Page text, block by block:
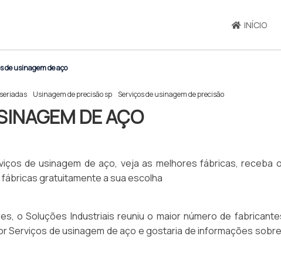
INÍCIO
de usinagem de aço
Usinagem de precisão sp Serviços de usinagem de precisão
DE AÇO
de usinagem de aço, veja as melhores fábricas, receba
gratuitamente a sua escolha
o Soluções Industriais reuniu o maior número de
Serviços de usinagem de aço e gostaria de informações